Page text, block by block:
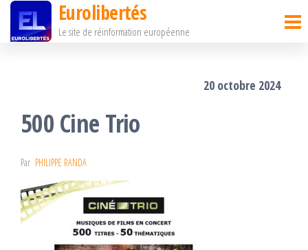
Passer
Eurolibertés
Le site de réinformation européenne
20 octobre 2024
500 Cine Trio
Par PHILIPPE RANDA